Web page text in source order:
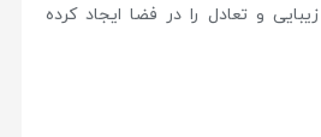
و تعادل را در فضا ایجاد کرده